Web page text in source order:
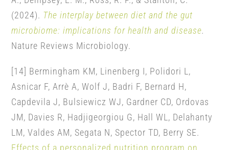
(2024). The interplay between diet and the gut
microbiome: implications for health and disease.
Nature Reviews Microbiology.
[14] Bermingham KM, Linenberg I, Polidori L,
Asnicar F, Arrè A, Wolf J, Badri F, Bernard H,
Capdevila J, Bulsiewicz WJ, Gardner CD, Ordovas
JM, Davies R, Hadjigeorgiou G, Hall WL, Delahanty
LM, Valdes AM, Segata N, Spector TD, Berry SE.
Effects of a personalized nutrition program on